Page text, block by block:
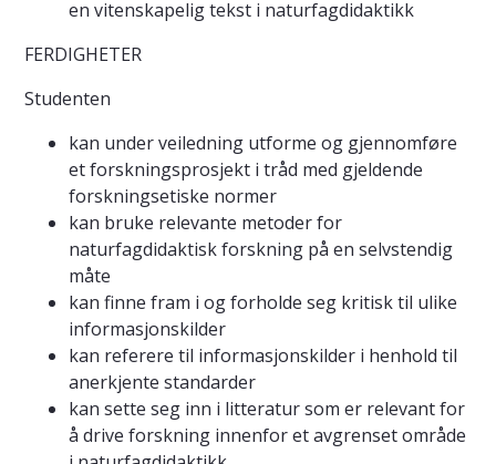
en vitenskapelig tekst i naturfagdidaktikk
FERDIGHETER
Studenten
kan under veiledning utforme og gjennomføre
et forskningsprosjekt i tråd med gjeldende
forskningsetiske normer
kan bruke relevante metoder for
naturfagdidaktisk forskning på en selvstendig
måte
kan finne fram i og forholde seg kritisk til ulike
informasjonskilder
kan referere til informasjonskilder i henhold til
anerkjente standarder
kan sette seg inn i litteratur som er relevant for
å drive forskning innenfor et avgrenset område